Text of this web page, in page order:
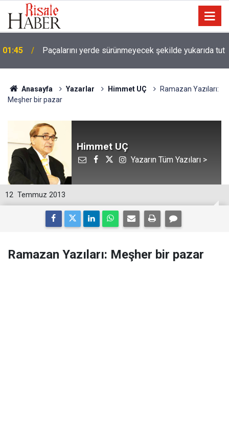
01:45 Paçalarını yerde sürünmeyecek şekilde yukarıda tut
Anasayfa Yazarlar Himmet UÇ
Ramazan Yazıları:
Meşher bir pazar
Himmet UÇ
Yazarın Tüm Yazıları >
12 Temmuz 2013
Ramazan Yazıları: Meşher bir pazar